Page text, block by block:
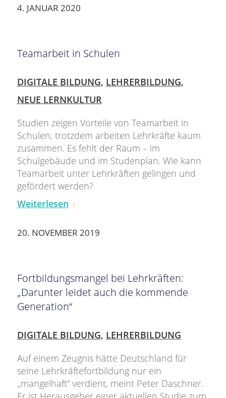
4. JANUAR 2020
Teamarbeit in Schulen
DIGITALE BILDUNG, LEHRERBILDUNG,
NEUE LERNKULTUR
Studien zeigen Vorteile von Teamarbeit in
Schulen, trotzdem arbeiten Lehrkräfte kaum
zusammen. Es fehlt der Raum – im
Schulgebäude und im Studenplan. Wie kann
Teamarbeit unter Lehrkräften gelingen und
gefördert werden?
Weiterlesen
20. NOVEMBER 2019
Fortbildungsmangel bei Lehrkräften:
„Darunter leidet auch die kommende
Generation“
DIGITALE BILDUNG, LEHRERBILDUNG
Auf einem Zeugnis hätte Deutschland für
seine Lehrkräftefortbildung nur ein
„mangelhaft“ verdient, meint Peter Daschner.